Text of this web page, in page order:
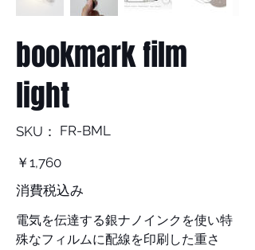
bookmark film
light
SKU：
SKU：
FR-
FR-BML
価
格
￥1,760
消費税込み
電気を伝達する銀ナノインクを使い特
殊なフィルムに配線を印刷した重さ